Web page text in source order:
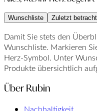
Wunschliste Zuletzt
Damit Sie stets den
Wunschliste. Markieren
Herz-Symbol. Unter
Produkte übersichtlich
Über Rubin
Nachhaltigkeit